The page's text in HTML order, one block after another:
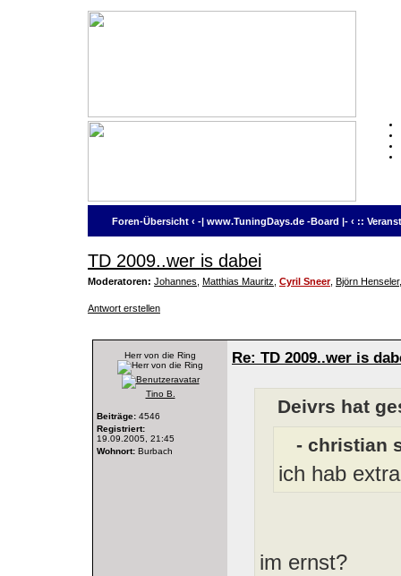
Foren-Übersicht ‹ -| www.TuningDays.de -Board |- ‹ ::
TD 2009..wer is dabei
Moderatoren: Johannes Matthias Mauritz Cyril Sneer, Björn Henseler
Antwort erstellen
Herr von die Ring
Tino B.
Beiträge: 4546
Registriert:
19.09.2005, 21:45
Wohnort: Burbach
Re: TD 2009..wer is
Deivrs hat
- christian
ich hab
im ernst?